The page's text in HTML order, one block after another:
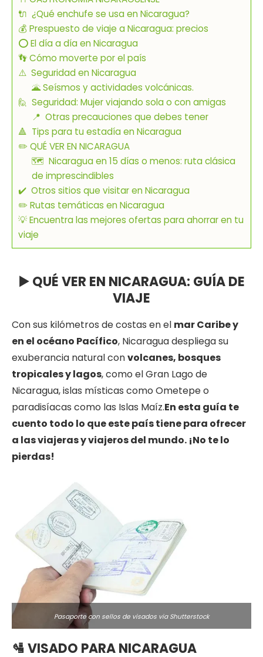
🔌 ¿Qué enchufe se usa en Nicaragua?
💰 Prespuesto de viaje a Nicaragua: precios
⭕️ El día a día en Nicaragua
👣 Cómo moverte por el país
⚠️ Seguridad en Nicaragua
🌋 Seísmos y actividades volcánicas.
🙋 Seguridad: Mujer viajando sola o con amigas
📍 Otras precauciones que debes tener
🔺 Tips para tu estadía en Nicaragua
✏️ QUÉ VER EN NICARAGUA
🗺 Nicaragua en 15 días o menos: ruta clásica
de imprescindibles
✔️ Otros sitios que visitar en Nicaragua
✏️ Rutas temáticas en Nicaragua
💡 Encuentra las mejores ofertas para ahorrar en tu
viaje
▶️ QUÉ VER EN NICARAGUA: GUÍA DE
VIAJE
Con sus kilómetros de costas en el mar Caribe y
en el océano Pacífico, Nicaragua despliega su
exuberancia natural convolcanes, bosques
tropicales y lagos, como el Gran Lago de
Nicaragua, islas místicas como Ometepe o
paradisíacas como las Islas Maíz.En esta guía te
cuento todo lo que este país tiene para ofrecer
a las viajeras y viajeros del mundo. ¡No te lo
pierdas!
Pasaporte con sellos de visados via Shutterstock
🛂VISADO PARA NICARAGUA